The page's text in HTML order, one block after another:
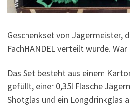
Geschenkset von Jägermeister,
FachHANDEL verteilt wurde.
Das Set besteht aus einem
gefüllt, einer 0,35l Flasche
Shotglas und ein Longdrinkglas